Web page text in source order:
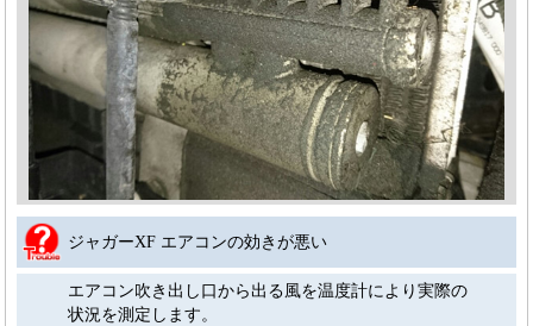
ジャガーXF エアコンの効きが悪い
エアコン吹き出し口から出る風を温度計により実際の
状況を測定します。